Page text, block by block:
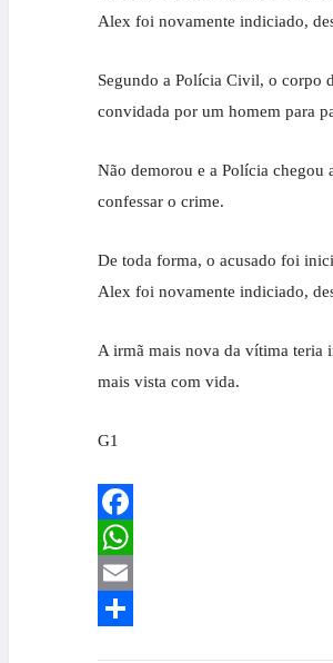
Alex foi novamente indiciado,
Segundo a Polícia Civil, o corpo
convidada por um homem para
Não demorou e a Polícia chegou
confessar o crime.
De toda forma, o acusado foi
Alex foi novamente indiciado,
A irmã mais nova da vítima teria
mais vista com vida.
G1
Facebook
WhatsApp
Email